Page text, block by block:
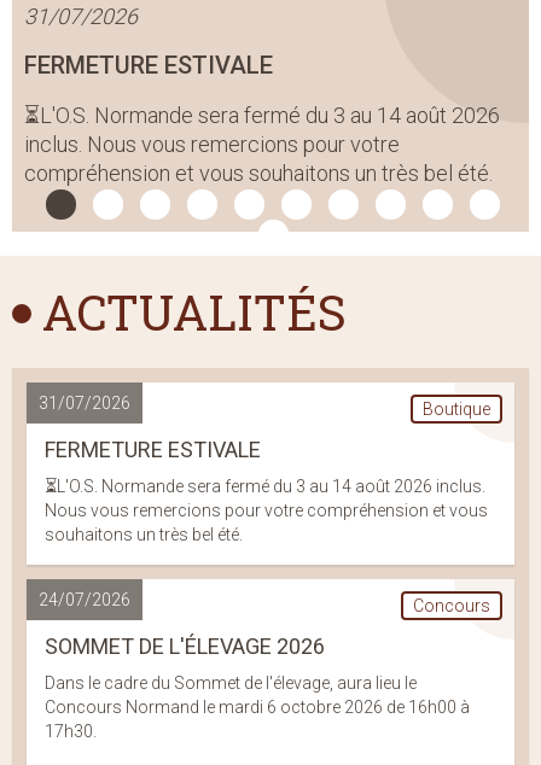
31/07/2026
FERMETURE ESTIVALE
⏳L'O.S. Normande sera fermé du 3 au 14 août 2026
inclus. Nous vous remercions pour votre
compréhension et vous souhaitons un très bel été.
ACTUALITÉS
31/07/2026 Boutique
FERMETURE ESTIVALE
⏳L'O.S. Normande sera fermé du 3 au 14 août 2026 inclus.
Nous vous remercions pour votre compréhension et vous
souhaitons un très bel été.
24/07/2026 Concours
SOMMET DE L'ÉLEVAGE 2026
Dans le cadre du Sommet de l'élevage, aura lieu le
Concours Normand le mardi 6 octobre 2026 de 16h00 à
17h30.